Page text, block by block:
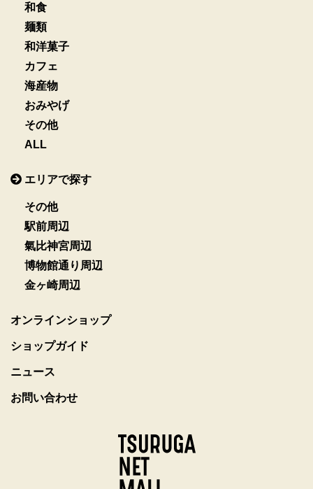
和食
麺類
和洋菓子
カフェ
海産物
おみやげ
その他
ALL
エリアで探す
その他
駅前周辺
氣比神宮周辺
博物館通り周辺
金ヶ崎周辺
オンラインショップ
ショップガイド
ニュース
お問い合わせ